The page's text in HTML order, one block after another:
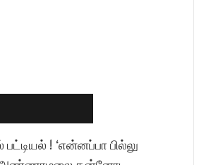
! ‘என்னப்பா பில்லு